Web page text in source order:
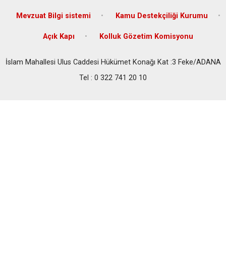
Mevzuat Bilgi sistemi Kamu Destekçiliği Kurumu
Açık Kapı Kolluk Gözetim Komisyonu
İslam Mahallesi Ulus Caddesi Hükümet Konağı Kat :3 Feke/ADANA
Tel : 0 322 741 20 10